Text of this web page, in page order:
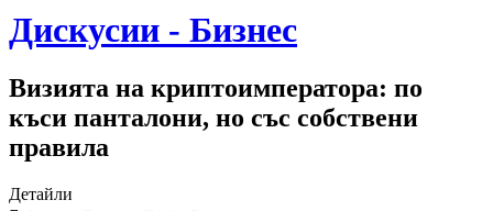
Дискусии - Бизнес
Визията на криптоимператора: по
къси панталони, но със собствени
правила
Детайли